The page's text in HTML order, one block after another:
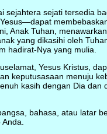
sejahtera sejati tersedia
Anak Tuhan,
yang dikasihi oleh
hadirat-Nya yang mulia.
Yesus Kristus,
keputusasaan menuju
kasih dengan Dia dan
bahasa, atau latar